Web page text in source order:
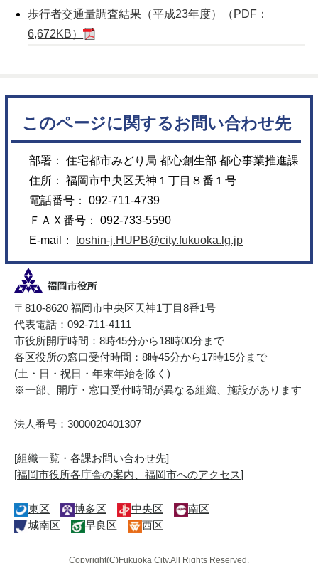
歩行者交通量調査結果（平成23年度）（PDF：
6,672KB）
このページに関するお問い合わせ先
部署： 住宅都市みどり局 都心創生部 都心事業推進課
住所： 福岡市中央区天神１丁目８番１号
電話番号： 092-711-4739
ＦＡＸ番号： 092-733-5590
E-mail：toshin-j.HUPB@city.fukuoka.lg.jp
〒810-8620 福岡市中央区天神1丁目8番1号
代表電話：092-711-4111
市役所開庁時間：8時45分から18時00分まで
各区役所の窓口受付時間：8時45分から17時15分まで
(土・日・祝日・年末年始を除く)
※一部、開庁・窓口受付時間が異なる組織、施設があります
法人番号：3000020401307
[組織一覧・各課お問い合わせ先]
[福岡市役所各庁舎の案内、福岡市へのアクセス]
東区 博多区 中央区
南区
城南区
早良区 西区
Copyright(C)Fukuoka City.All Rights Reserved.